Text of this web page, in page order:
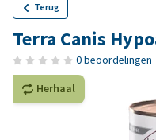
Terug
Terra Canis
0 beoordelingen
Herhaal